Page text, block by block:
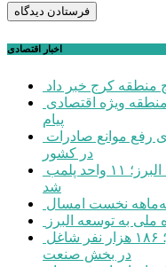
اخبار اقتصادی
منطقه کرج خبر داد
پیام
در کشور
شد
به توسعه البرز
در بخش صنعت